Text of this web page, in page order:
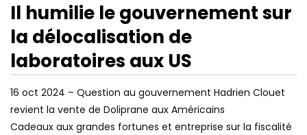
Watch Later
16:17
RETOUR DES PESTICIDES, LOI DE
SURVEILLANCE DES RÉSEAUX
SOCIAUX
01:00:07
Il humilie le gouvernement sur
la délocalisation de
laboratoires aux US
16 oct 2024 – Question au gouvernement Hadrien Clouet
revient la vente de Doliprane aux Américains
Cadeaux aux grandes fortunes et entreprise sur la fiscalité